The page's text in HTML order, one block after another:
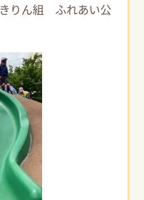
りん組 ふれあい公